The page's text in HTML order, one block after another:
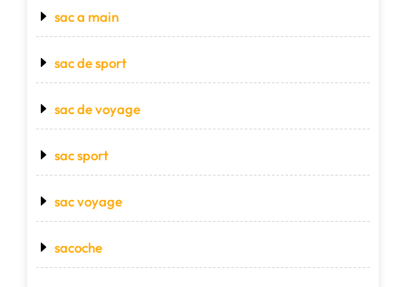
sac a main
sac de sport
sac de voyage
sac sport
sac voyage
sacoche